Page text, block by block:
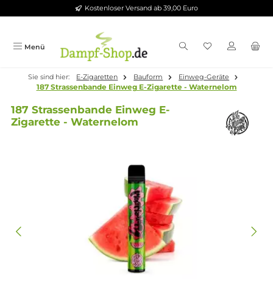
Zum Hauptinhalt springenKostenloser Versand ab 39,00 Euro
Menü
Sie sind hier: E-Zigaretten Bauform Einweg-Geräte
187 Strassenbande Einweg E-